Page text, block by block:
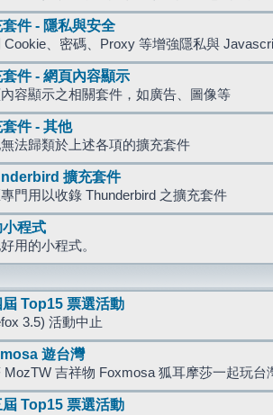
件 - 隱私與安全
Cookie、密碼、Proxy 等增強隱私與
件 - 網頁內容顯示
容顯示之相關套件，如廣告、圖像等
件 - 其他
法歸類於上述各項的擴充套件
擴充套件
門用以收錄 Thunderbird 之擴充套件
程式
用的小程式。
Top15 票選活動
3.5) 活動中止
遊台灣
MozTW 吉祥物 Foxmosa 狐耳摩莎一起玩台
Top15 票選活動